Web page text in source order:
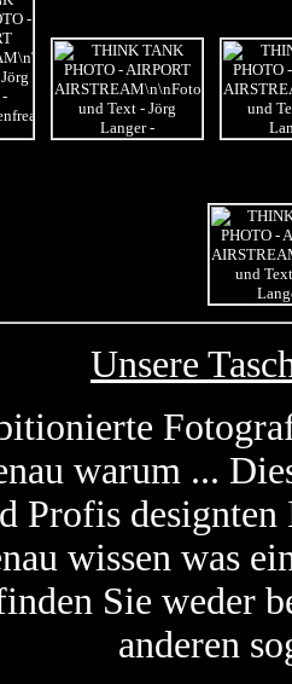
Unsere
warum ...
Profis
wissen was
Sie weder
anderen